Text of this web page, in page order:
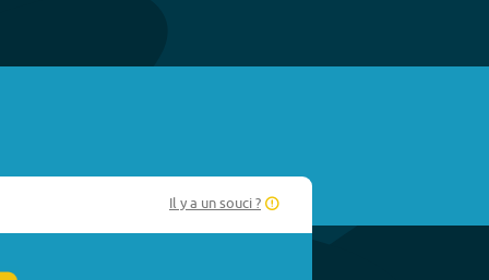
Il y a un souci ?